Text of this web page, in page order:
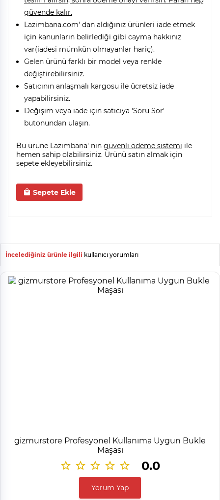
güvende kalır.
Lazimbana.com' dan aldığınız ürünleri iade etmek
için kanunların belirlediği gibi cayma hakkınız
var(iadesi mümkün olmayanlar hariç).
Gelen ürünü farklı bir model veya renkle
değiştirebilirsiniz.
Satıcının anlaşmalı kargosu ile ücretsiz iade
yapabilirsiniz.
Değişim veya iade için satıcıya 'Soru Sor'
butonundan ulaşın.
Bu ürüne Lazımbana' nın güvenli ödeme sistemi ile
hemen sahip olabilirsiniz. Ürünü satın almak için
sepete ekleyebilirsiniz.
Sepete Ekle
İncelediğiniz ürünle ilgili kullanıcı yorumları
gizmurstore Profesyonel Kullanıma Uygun Bukle
Maşası
0.0
Yorum Yap